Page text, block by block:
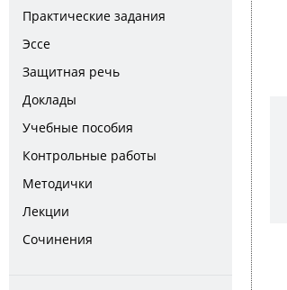
Практические задания
Эссе
Защитная речь
Доклады
Учебные пособия
Контрольные работы
Методички
Лекции
Сочинения